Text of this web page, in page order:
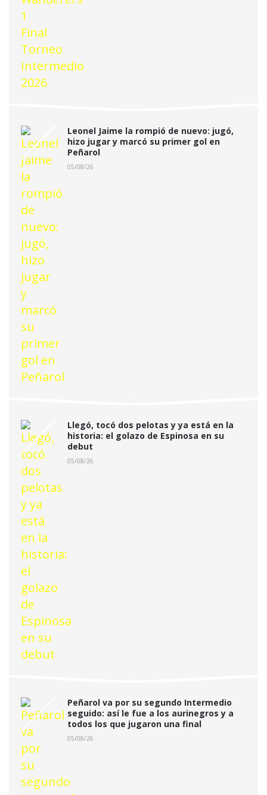
Leonel Jaime la rompió de nuevo: jugó,
hizo jugar y marcó su primer gol en
Peñarol
05/08/26
Llegó, tocó dos pelotas y ya está en la
historia: el golazo de Espinosa en su
debut
05/08/26
Peñarol va por su segundo Intermedio
seguido: así le fue a los aurinegros y a
todos los que jugaron una final
05/08/26